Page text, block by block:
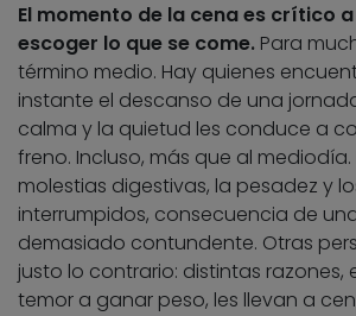
El momento de la cena es crítico
escoger lo que se come. Para
término medio. Hay quienes
instante el descanso de una
calma y la quietud les conduce a
freno. Incluso, más que al
molestias digestivas, la pesadez y
interrumpidos, consecuencia de
demasiado contundente. Otras
justo lo contrario: distintas razones,
temor a ganar peso, les llevan a